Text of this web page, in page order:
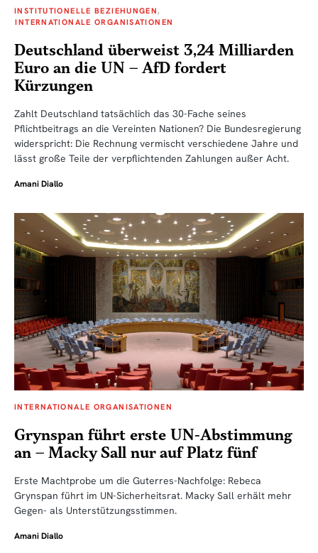
INSTITUTIONELLE BEZIEHUNGEN
INTERNATIONALE ORGANISATIONEN
Deutschland überweist 3,24 Milliarden
Euro an die UN – AfD fordert
Kürzungen
Zahlt Deutschland tatsächlich das 30-Fache seines
Pflichtbeitrags an die Vereinten Nationen? Die Bundesregierung
widerspricht: Die Rechnung vermischt verschiedene Jahre und
lässt große Teile der verpflichtenden Zahlungen außer Acht.
Amani Diallo
INTERNATIONALE ORGANISATIONEN
Grynspan führt erste UN-Abstimmung
an – Macky Sall nur auf Platz fünf
Erste Machtprobe um die Guterres-Nachfolge: Rebeca
Grynspan führt im UN-Sicherheitsrat. Macky Sall erhält mehr
Gegen- als Unterstützungsstimmen.
Amani Diallo